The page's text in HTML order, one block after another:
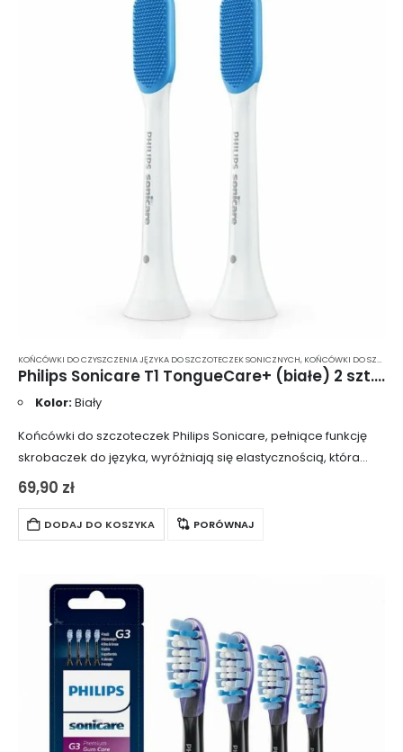
KOŃCÓWKI DO CZYSZCZENIA JĘZYKA DO SZCZOTECZEK SONICZNYCH, KOŃCÓWKI DO SZCZOTECZEK
Philips Sonicare T1 TongueCare+ (białe) 2 szt. – końcówki do czyszczenia języka dla szczoteczek sonicznych Sonicare HX8072/01
Kolor:Biały
Końcówki do szczoteczek Philips Sonicare, pełniące funkcję
skrobaczek do języka, wyróżniają się elastycznością, która
umożliwia dokładne oczyszczenie wszystkich obszarów. 240
gumowych mikrowłosków delikatnie, ale skutecznie
oczyszcza powierzchnię języka. Końcówki są…
69,90 zł
DODAJ DO KOSZYKA PORÓWNAJ